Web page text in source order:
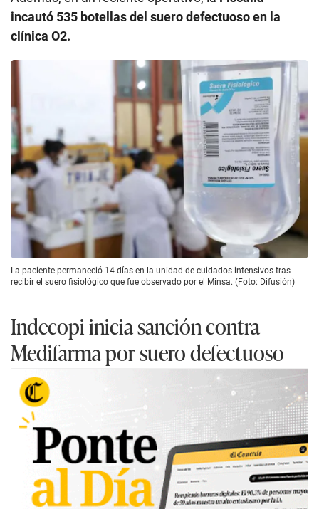
incautó 535 botellas del suero defectuoso en la
clínica O2.
La paciente permaneció 14 días en la unidad de cuidados intensivos tras
recibir el suero fisiológico que fue observado por el Minsa. (Foto: Difusión)
Indecopi inicia sanción contra
Medifarma por suero defectuoso